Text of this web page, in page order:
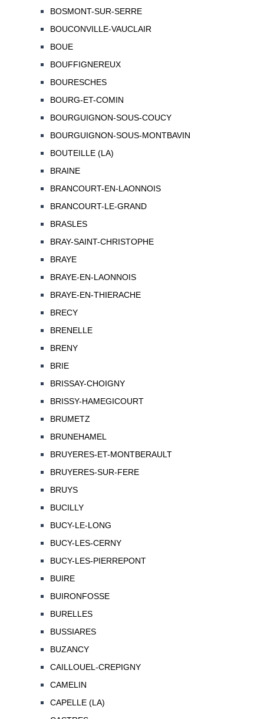
BOSMONT-SUR-SERRE
BOUCONVILLE-VAUCLAIR
BOUE
BOUFFIGNEREUX
BOURESCHES
BOURG-ET-COMIN
BOURGUIGNON-SOUS-COUCY
BOURGUIGNON-SOUS-MONTBAVIN
BOUTEILLE (LA)
BRAINE
BRANCOURT-EN-LAONNOIS
BRANCOURT-LE-GRAND
BRASLES
BRAY-SAINT-CHRISTOPHE
BRAYE
BRAYE-EN-LAONNOIS
BRAYE-EN-THIERACHE
BRECY
BRENELLE
BRENY
BRIE
BRISSAY-CHOIGNY
BRISSY-HAMEGICOURT
BRUMETZ
BRUNEHAMEL
BRUYERES-ET-MONTBERAULT
BRUYERES-SUR-FERE
BRUYS
BUCILLY
BUCY-LE-LONG
BUCY-LES-CERNY
BUCY-LES-PIERREPONT
BUIRE
BUIRONFOSSE
BURELLES
BUSSIARES
BUZANCY
CAILLOUEL-CREPIGNY
CAMELIN
CAPELLE (LA)